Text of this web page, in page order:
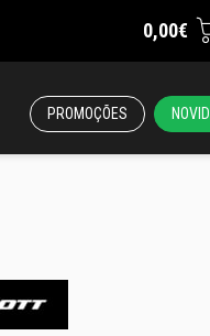
0,00€
PROMOÇÕES